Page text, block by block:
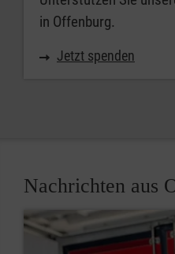
in Offenburg.
Jetzt spenden
Nachrichten aus